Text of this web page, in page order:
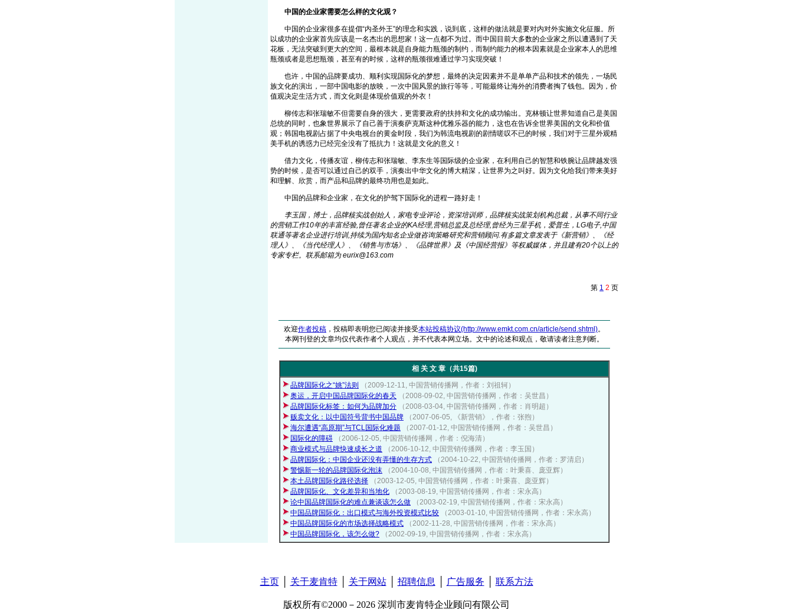
中国的企业家需要怎么样的文化观？
中国的企业家很多在提倡“内圣外王”的理念和实践，说到底，这样的做法就是要对内对外实施文化征服。所
以成功的企业家首先应该是一名杰出的思想家！这一点都不为过。而中国目前大多数的企业家之所以遭遇到了天
花板，无法突破到更大的空间，最根本就是自身能力瓶颈的制约，而制约能力的根本因素就是企业家本人的思维
瓶颈或者是思想瓶颈，甚至有的时候，这样的瓶颈很难通过学习实现突破！
也许，中国的品牌要成功、顺利实现国际化的梦想，最终的决定因素并不是单单产品和技术的领先，一场民
族文化的演出，一部中国电影的放映，一次中国风景的旅行等等，可能最终让海外的消费者掏了钱包。因为，价
值观决定生活方式，而文化则是体现价值观的外衣！
柳传志和张瑞敏不但需要自身的强大，更需要政府的扶持和文化的成功输出。克林顿让世界知道自己是美国
总统的同时，也象世界展示了自己善于演奏萨克斯这种优雅乐器的能力，这也在告诉全世界美国的文化和价值
观；韩国电视剧占据了中央电视台的黄金时段，我们为韩流电视剧的剧情嗟叹不已的时候，我们对于三星外观精
美手机的诱惑力已经完全没有了抵抗力！这就是文化的意义！
借力文化，传播友谊，柳传志和张瑞敏、李东生等国际级的企业家，在利用自己的智慧和铁腕让品牌越发强
势的时候，是否可以通过自己的双手，演奏出中华文化的博大精深，让世界为之叫好。因为文化给我们带来美好
和理解、欣赏，而产品和品牌的最终功用也是如此。
中国的品牌和企业家，在文化的护驾下国际化的进程一路好走！
李玉国，博士，品牌核实战创始人，家电专业评论，资深培训师，品牌核实战策划机构总裁，从事不同行业
的营销工作10年的丰富经验,曾任著名企业的KA经理,营销总监及总经理,曾经为三星手机，爱普生，LG电子,中国
联通等著名企业进行培训,持续为国内知名企业做咨询策略研究和营销顾问.有多篇文章发表于《新营销》、《经
理人》、《当代经理人》、《销售与市场》、《品牌世界》及《中国经营报》等权威媒体，并且建有20个以上的
专家专栏。联系邮箱为 eurix@163.com
第 1 2 页
欢迎作者投稿 ，投稿即表明您已阅读并接受本站投稿协议(http://www.emkt.com.cn/article/send.shtml)。
本网刊登的文章均仅代表作者个人观点，并不代表本网立场。文中的论述和观点，敬请读者注意判断。
相 关 文 章（共15篇)
品牌国际化之“姚”法则
（2009-12-11, 中国营销传播网，作者：刘祖轲）
奥运，开启中国品牌国际化的春天
（2008-09-02, 中国营销传播网，作者：吴世昌）
品牌国际化标签：如何为品牌加分
（2008-03-04, 中国营销传播网，作者：肖明超）
贩卖文化：以中国符号背书中国品牌
（2007-06-05, 《新营销》，作者：张煦）
海尔遭遇“高原期”与TCL国际化难题
（2007-01-12, 中国营销传播网，作者：吴世昌）
国际化的障碍
（2006-12-05, 中国营销传播网，作者：倪海清）
商业模式与品牌快速成长之道
（2006-10-12, 中国营销传播网，作者：李玉国）
品牌国际化：中国企业还没有弄懂的生存方式
（2004-10-22, 中国营销传播网，作者：罗清启）
警惕新一轮的品牌国际化泡沫
（2004-10-08, 中国营销传播网，作者：叶秉喜、庞亚辉）
本土品牌国际化路径选择
（2003-12-05, 中国营销传播网，作者：叶秉喜、庞亚辉）
品牌国际化、文化差异和当地化
（2003-08-19, 中国营销传播网，作者：宋永高）
论中国品牌国际化的难点兼谈该怎么做
（2003-02-19, 中国营销传播网，作者：宋永高）
中国品牌国际化：出口模式与海外投资模式比较
（2003-01-10, 中国营销传播网，作者：宋永高）
中国品牌国际化的市场选择战略模式
（2002-11-28, 中国营销传播网，作者：宋永高）
中国品牌国际化，该怎么做?
（2002-09-19, 中国营销传播网，作者：宋永高）
主页│ 关于麦肯特│ 关于网站│ 招聘信息 广告服务 联系方法
版权所有©2000－2026 深圳市麦肯特企业顾问有限公司